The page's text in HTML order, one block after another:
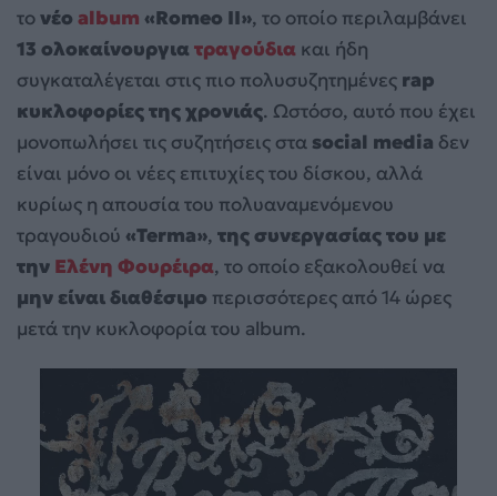
τονέο album «Romeo II», το οποίο περιλαμβάνει
13 ολοκαίνουργια τραγούδια και ήδη
συγκαταλέγεται στις πιο πολυσυζητημένες rap
κυκλοφορίες της χρονιάς. Ωστόσο, αυτό που έχει
μονοπωλήσει τις συζητήσεις στα social media δεν
είναι μόνο οι νέες επιτυχίες του δίσκου, αλλά
κυρίως η απουσία του πολυαναμενόμενου
τραγουδιού «Terma», της συνεργασίας του με
την Ελένη Φουρέιρα, το οποίο εξακολουθεί να
μην είναι διαθέσιμο περισσότερες από 14 ώρες
μετά την κυκλοφορία του album.
Πρόγραμμα
Αναπαραγωγής
Βίντεο